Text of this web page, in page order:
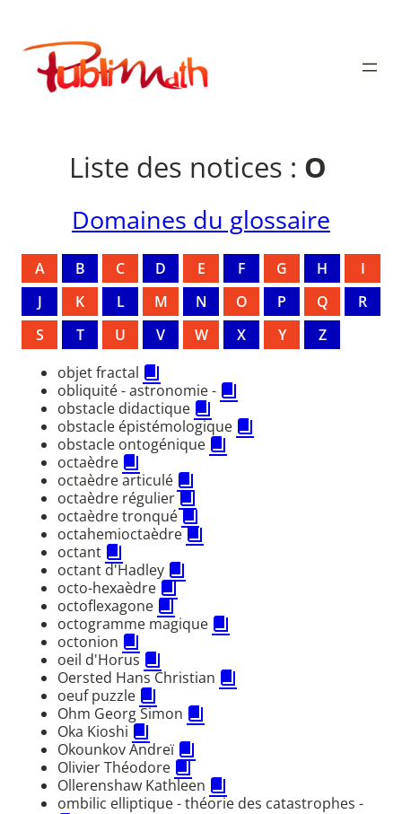
contenu
Publimath
Liste des notices : O
Domaines du glossaire
A B C D E F G H
I
J
K L M N O P Q
R
S
T U V W X Y
Z
objet fractal
obliquité - astronomie -
obstacle didactique
obstacle épistémologique
obstacle ontogénique
octaèdre
octaèdre articulé
octaèdre régulier
octaèdre tronqué
octahemioctaèdre
octant
octant d'Hadley
octo-hexaèdre
octoflexagone
octogramme magique
octonion
oeil d'Horus
Oersted Hans Christian
oeuf puzzle
Ohm Georg Simon
Oka Kioshi
Okounkov Andreï
Olivier Théodore
Ollerenshaw Kathleen
ombilic elliptique - théorie des catastrophes -